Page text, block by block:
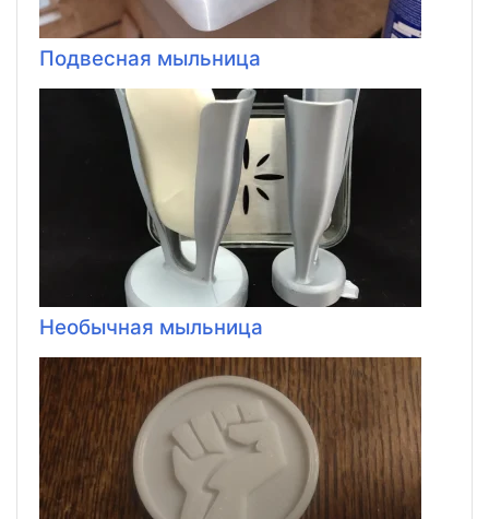
Подвесная мыльница
Необычная мыльница